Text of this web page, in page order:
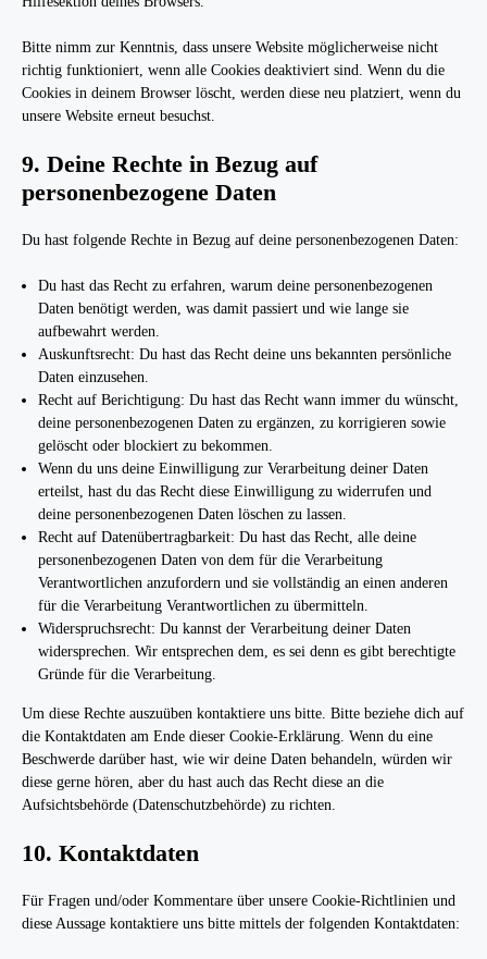
Bitte nimm zur Kenntnis, dass unsere Website möglicherweise nicht
richtig funktioniert, wenn alle Cookies deaktiviert sind. Wenn du die
Cookies in deinem Browser löscht, werden diese neu platziert, wenn du
unsere Website erneut besuchst.
9. Deine Rechte in Bezug auf
personenbezogene Daten
Du hast folgende Rechte in Bezug auf deine personenbezogenen Daten:
Du hast das Recht zu erfahren, warum deine personenbezogenen
Daten benötigt werden, was damit passiert und wie lange sie
aufbewahrt werden.
Auskunftsrecht: Du hast das Recht deine uns bekannten persönliche
Daten einzusehen.
Recht auf Berichtigung: Du hast das Recht wann immer du wünscht,
deine personenbezogenen Daten zu ergänzen, zu korrigieren sowie
gelöscht oder blockiert zu bekommen.
Wenn du uns deine Einwilligung zur Verarbeitung deiner Daten
erteilst, hast du das Recht diese Einwilligung zu widerrufen und
deine personenbezogenen Daten löschen zu lassen.
Recht auf Datenübertragbarkeit: Du hast das Recht, alle deine
personenbezogenen Daten von dem für die Verarbeitung
Verantwortlichen anzufordern und sie vollständig an einen anderen
für die Verarbeitung Verantwortlichen zu übermitteln.
Widerspruchsrecht: Du kannst der Verarbeitung deiner Daten
widersprechen. Wir entsprechen dem, es sei denn es gibt berechtigte
Gründe für die Verarbeitung.
Um diese Rechte auszuüben kontaktiere uns bitte. Bitte beziehe dich auf
die Kontaktdaten am Ende dieser Cookie-Erklärung. Wenn du eine
Beschwerde darüber hast, wie wir deine Daten behandeln, würden wir
diese gerne hören, aber du hast auch das Recht diese an die
Aufsichtsbehörde (Datenschutzbehörde) zu richten.
10. Kontaktdaten
Für Fragen und/oder Kommentare über unsere Cookie-Richtlinien und
diese Aussage kontaktiere uns bitte mittels der folgenden Kontaktdaten: